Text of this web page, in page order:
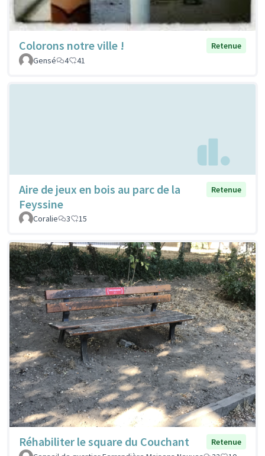
Colorons notre ville !
Retenue
Gensé
4 41
Aire de jeux en bois au parc de la
Feyssine
Retenue
Coralie 3 15
Réhabiliter le square du Couchant
Retenue